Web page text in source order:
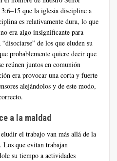
3:6–15 que la iglesia discipline a
es relativamente dura, lo que
era algo insignificante para
de los que eluden su
probablemente quiere decir que
reúnen juntos en comunión
era provocar una corta y fuerte
alejándolos y de este modo,
a la maldad
el trabajo van más allá de la
Los que evitan trabajan
su tiempo a actividades